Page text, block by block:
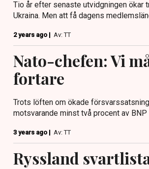
Tio år efter senaste utvidgningen ökar
Ukraina. Men att få dagens
2 years ago | Av: TT
Nato-chefen: Vi
fortare
Trots löften om ökade
motsvarande minst två procent av
3 years ago | Av: TT
Ryssland